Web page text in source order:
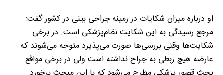
او درباره میزان شکایات در زمینه جراحی بینی در کشور گفت:
مرجع رسیدگی به این شکایت نظام‌پزشکی است. در برخی
شکایت‌ها وقتی بررسی‌ها صورت می‌پذیرد متوجه می‌شوند که
عارضه هیچ ربطی به جراح نداشته است ولی در برخی مواقع